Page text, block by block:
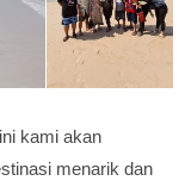
kami akan
menarik dan